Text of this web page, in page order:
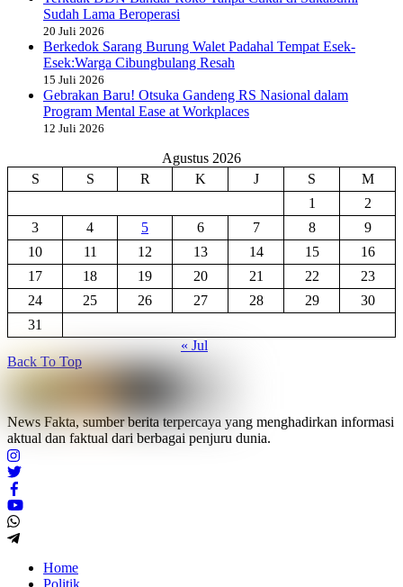
Sudah Lama Beroperasi
20 Juli 2026
Berkedok Sarang Burung Walet Padahal Tempat Esek-
Esek:Warga Cibungbulang Resah
15 Juli 2026
Gebrakan Baru! Otsuka Gandeng RS Nasional dalam
Program Mental Ease at Workplaces
12 Juli 2026
Agustus 2026
S
S R K J S
M
1
2
3
4 5 6 7 8
9
10
11 12 13 14 15
16
17
18 19 20 21 22
23
24
25 26 27 28 29
30
31
« Jul
Back To Top
News Fakta, sumber berita terpercaya yang menghadirkan informasi
aktual dan faktual dari berbagai penjuru dunia.
Home
Politik